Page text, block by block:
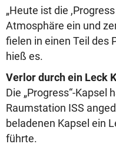
„Heute ist die
Atmosphäre ein und
fielen in einen Teil des
hieß es.
Verlor durch ein Leck
Die „Progress“-
Raumstation ISS
beladenen Kapsel ein
führte.